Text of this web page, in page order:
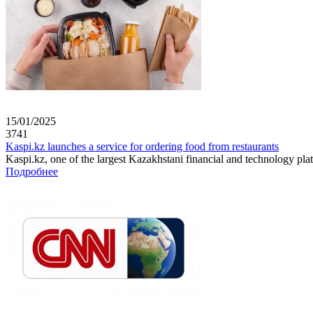
15/01/2025
3741
Kaspi.kz launches a service for ordering food from restaurants
Kaspi.kz, one of the largest Kazakhstani financial and technology
Подробнее